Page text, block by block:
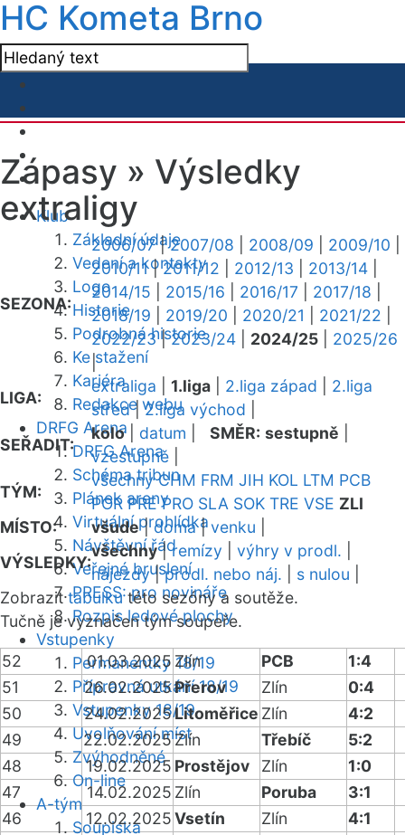
HC Kometa Brno
Klub
Základní údaje
Vedení a kontakty
Logo
Historie
Podrobná historie
Ke stažení
Kariéra
Redakce webu
DRFG Arena
DRFG Arena
Schéma tribun
Plánek areny
Virtuální prohlídka
Návštěvní řád
Veřejné bruslení
PRESS: pro novináře
Rozpis ledové plochy
Vstupenky
Permanentky 18/19
Přípravná utkání 18/19
Vstupenky 18/19
Uvolňování míst
Zvýhodněné
On-line
A-tým
Soupiska
Zápasy » Výsledky
extraligy
SEZONA:
2006/07|2007/08 2008/09 2009/10
2010/11|2011/12 2012/13 2013/14
2014/15
2015/16 2016/17 2017/18
2018/19
2019/20 2020/21 2021/22
2022/23|2023/24 2024/25
2025/26
|
LIGA:
extraliga 1.liga 2.liga západ
2.liga
střed|2.liga východ
SEŘADIT:
kolo| datum SMĚR: sestupně
vzestupně
TÝM:
všechny CHM FRM JIH KOL LTM PCB
POR PRE PRO SLA SOK TRE VSE ZLI
MÍSTO:
všude|doma|venku
VÝSLEDKY:
všechny|remízy výhry v prodl.
nájezdy|prodl. nebo náj. s nulou
Zobrazittabulkutéto sezóny a soutěže.
Tučně je vyznačen tým soupeře.
52 01.03.2025 Zlín PCB
1:4
51
26.02.2025Přerov Zlín
0:4
50
24.02.2025Litoměřice Zlín
4:2
49
22.02.2025 Zlín Třebíč
5:2
48
19.02.2025 Prostějov Zlín
1:0
47
14.02.2025 Zlín Poruba
3:1
46
12.02.2025Vsetín Zlín
4:1